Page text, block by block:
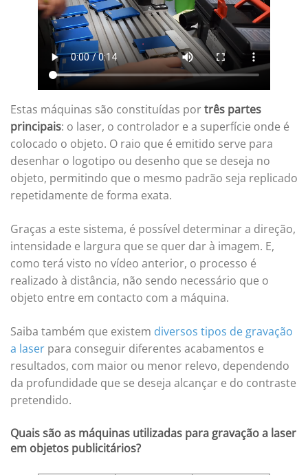
Estas máquinas são constituídas portrês partes
principais: o laser, o controlador e a superfície onde é
colocado o objeto. O raio que é emitido serve para
desenhar o logotipo ou desenho que se deseja no
objeto, permitindo que o mesmo padrão seja replicado
repetidamente de forma exata.
Graças a este sistema, é possível determinar a direção,
intensidade e largura que se quer dar à imagem. E,
como terá visto no vídeo anterior, o processo é
realizado à distância, não sendo necessário que o
objeto entre em contacto com a máquina.
Saiba também que existem diversos tipos de gravação
a laser para conseguir diferentes acabamentos e
resultados, com maior ou menor relevo, dependendo
da profundidade que se deseja alcançar e do contraste
pretendido.
Quais são as máquinas utilizadas para gravação a laser
em objetos publicitários?